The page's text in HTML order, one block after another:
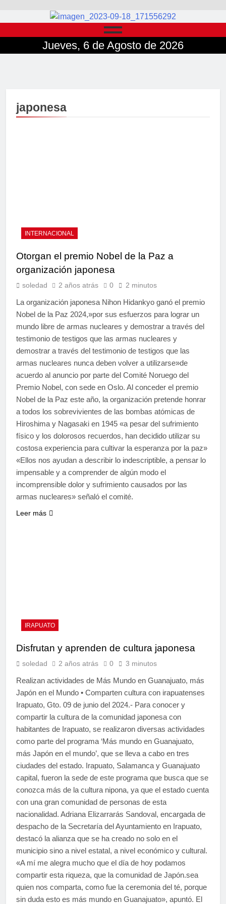
Jueves, 6 de Agosto de 2026
japonesa
INTERNACIONAL
Otorgan el premio Nobel de la Paz a
organización japonesa
soledad 2 años atrás 0 2 minutos
La organización japonesa Nihon Hidankyo ganó el premio
Nobel de la Paz 2024,»por sus esfuerzos para lograr un
mundo libre de armas nucleares y demostrar a través del
testimonio de testigos que las armas nucleares y
demostrar a través del testimonio de testigos que las
armas nucleares nunca deben volver a utilizarse»de
acuerdo al anuncio por parte del Comité Noruego del
Premio Nobel, con sede en Oslo. Al conceder el premio
Nobel de la Paz este año, la organización pretende honrar
a todos los sobrevivientes de las bombas atómicas de
Hiroshima y Nagasaki en 1945 «a pesar del sufrimiento
físico y los dolorosos recuerdos, han decidido utilizar su
costosa experiencia para cultivar la esperanza por la paz»
«Ellos nos ayudan a describir lo indescriptible, a pensar lo
impensable y a comprender de algún modo el
incomprensible dolor y sufrimiento causados por las
armas nucleares» señaló el comité.
Leer más
IRAPUATO
Disfrutan y aprenden de cultura japonesa
soledad 2 años atrás 0 3 minutos
Realizan actividades de Más Mundo en Guanajuato, más
Japón en el Mundo • Comparten cultura con irapuatenses
Irapuato, Gto. 09 de junio del 2024.- Para conocer y
compartir la cultura de la comunidad japonesa con
habitantes de Irapuato, se realizaron diversas actividades
como parte del programa ‘Más mundo en Guanajuato,
más Japón en el mundo’, que se lleva a cabo en tres
ciudades del estado. Irapuato, Salamanca y Guanajuato
capital, fueron la sede de este programa que busca que se
conozca más de la cultura nipona, ya que el estado cuenta
con una gran comunidad de personas de esta
nacionalidad. Adriana Elizarrarás Sandoval, encargada de
despacho de la Secretaría del Ayuntamiento en Irapuato,
destacó la alianza que se ha creado no solo en el
municipio sino a nivel estatal, a nivel económico y cultural.
«A mí me alegra mucho que el día de hoy podamos
compartir esta riqueza, que la comunidad de Japón.sea
quien nos comparta, como fue la ceremonia del té, porque
sin duda esto es más mundo en Guanajuato», apuntó. El